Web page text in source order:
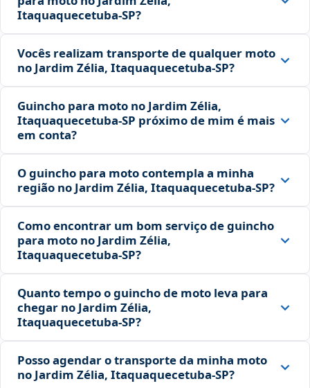
Itaquaquecetuba‑SP?
Vocês realizam transporte de qualquer moto
no Jardim Zélia, Itaquaquecetuba‑SP?
Guincho para moto no Jardim Zélia,
Itaquaquecetuba‑SP próximo de mim é mais
em conta?
O guincho para moto contempla a minha
região no Jardim Zélia, Itaquaquecetuba‑SP?
Como encontrar um bom serviço de guincho
para moto no Jardim Zélia,
Itaquaquecetuba‑SP?
Quanto tempo o guincho de moto leva para
chegar no Jardim Zélia,
Itaquaquecetuba‑SP?
Posso agendar o transporte da minha moto
no Jardim Zélia, Itaquaquecetuba‑SP?